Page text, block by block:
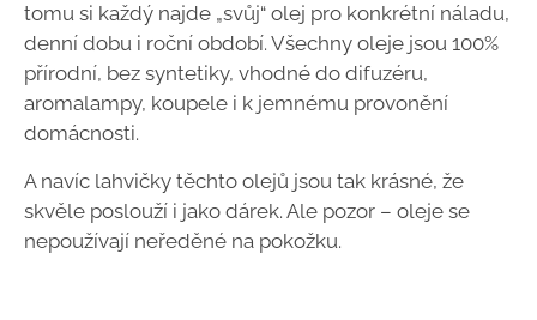
tomu si každý najde „svůj“ olej pro konkrétní náladu,
denní dobu i roční období. Všechny oleje jsou 100%
přírodní, bez syntetiky, vhodné do difuzéru,
aromalampy, koupele i k jemnému provonění
domácnosti.
A navíc lahvičky těchto olejů jsou tak krásné, že
skvěle poslouží i jako dárek. Ale pozor – oleje se
nepoužívají neředěné na pokožku.